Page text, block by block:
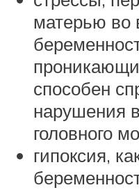
матерью во
способен
нарушения
головного
гипоксия,